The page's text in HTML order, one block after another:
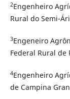
2Engenheiro
Rural do Semi-
3Engeneiro
Federal Rural de
4Engenheiro
de Campina